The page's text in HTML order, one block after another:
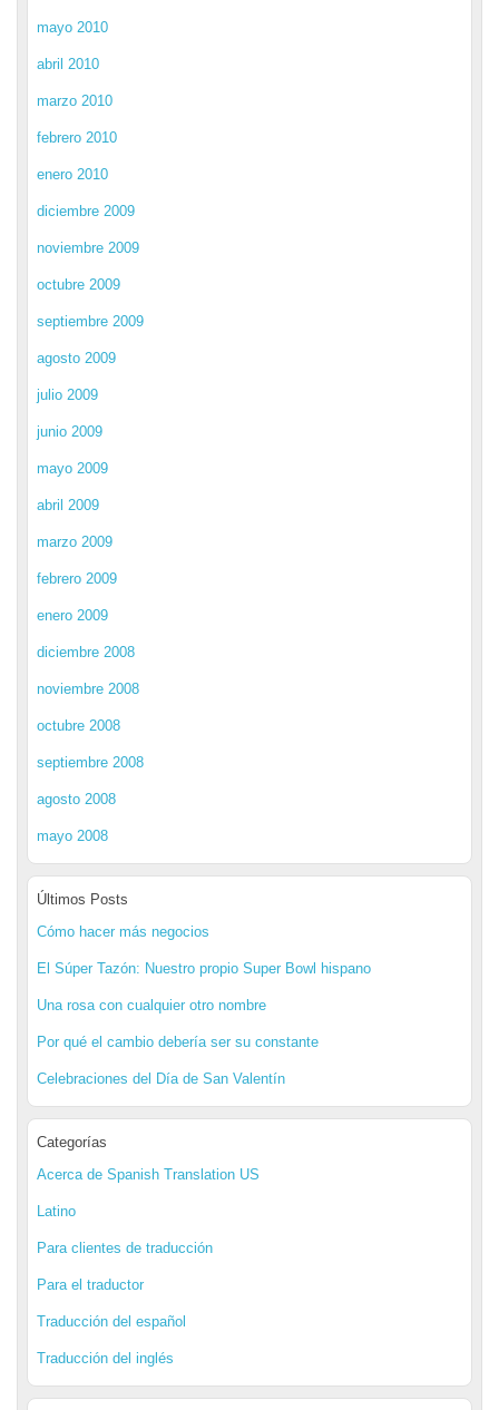
mayo 2010
abril 2010
marzo 2010
febrero 2010
enero 2010
diciembre 2009
noviembre 2009
octubre 2009
septiembre 2009
agosto 2009
julio 2009
junio 2009
mayo 2009
abril 2009
marzo 2009
febrero 2009
enero 2009
diciembre 2008
noviembre 2008
octubre 2008
septiembre 2008
agosto 2008
mayo 2008
Últimos Posts
Cómo hacer más negocios
El Súper Tazón: Nuestro propio Super Bowl hispano
Una rosa con cualquier otro nombre
Por qué el cambio debería ser su constante
Celebraciones del Día de San Valentín
Categorías
Acerca de Spanish Translation US
Latino
Para clientes de traducción
Para el traductor
Traducción del español
Traducción del inglés